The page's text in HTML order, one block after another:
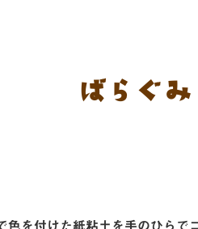
ばらぐみ
を付けた紙粘土を手のひらで